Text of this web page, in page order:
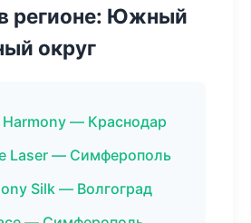
регионе: Южный
округ
Harmony — Краснодар
Laser — Симферополь
Silk — Волгоград